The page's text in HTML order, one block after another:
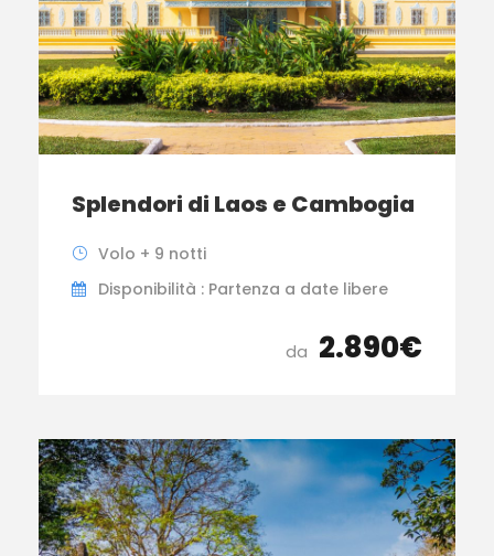
Splendori di Laos e Cambogia
Volo + 9 notti
Disponibilità : Partenza a date libere
da 2.890€